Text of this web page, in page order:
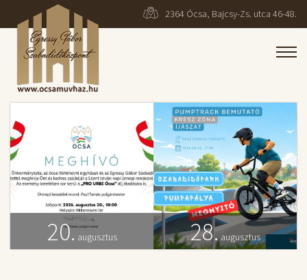
2364 Ócsa, Bajcsy-Zs. utca 46-48.
20. augusztus 28.augusztus